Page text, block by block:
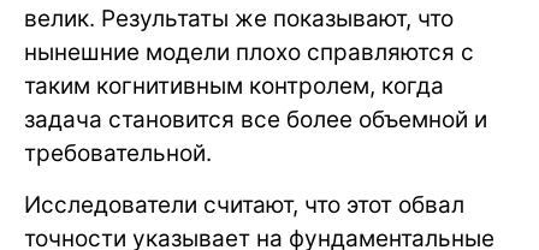
велик. Результаты же показывают, что
нынешние модели плохо справляются с
таким когнитивным контролем, когда
задача становится все более объемной и
требовательной.
Исследователи считают, что этот обвал
точности указывает на фундаментальные